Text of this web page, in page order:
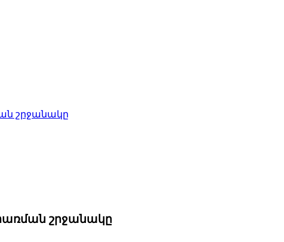
շրջանակը
շրջանակը